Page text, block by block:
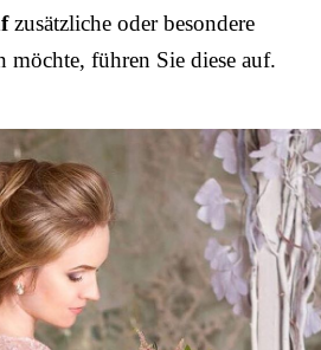
zusätzliche oder besondere
möchte, führen Sie diese auf.